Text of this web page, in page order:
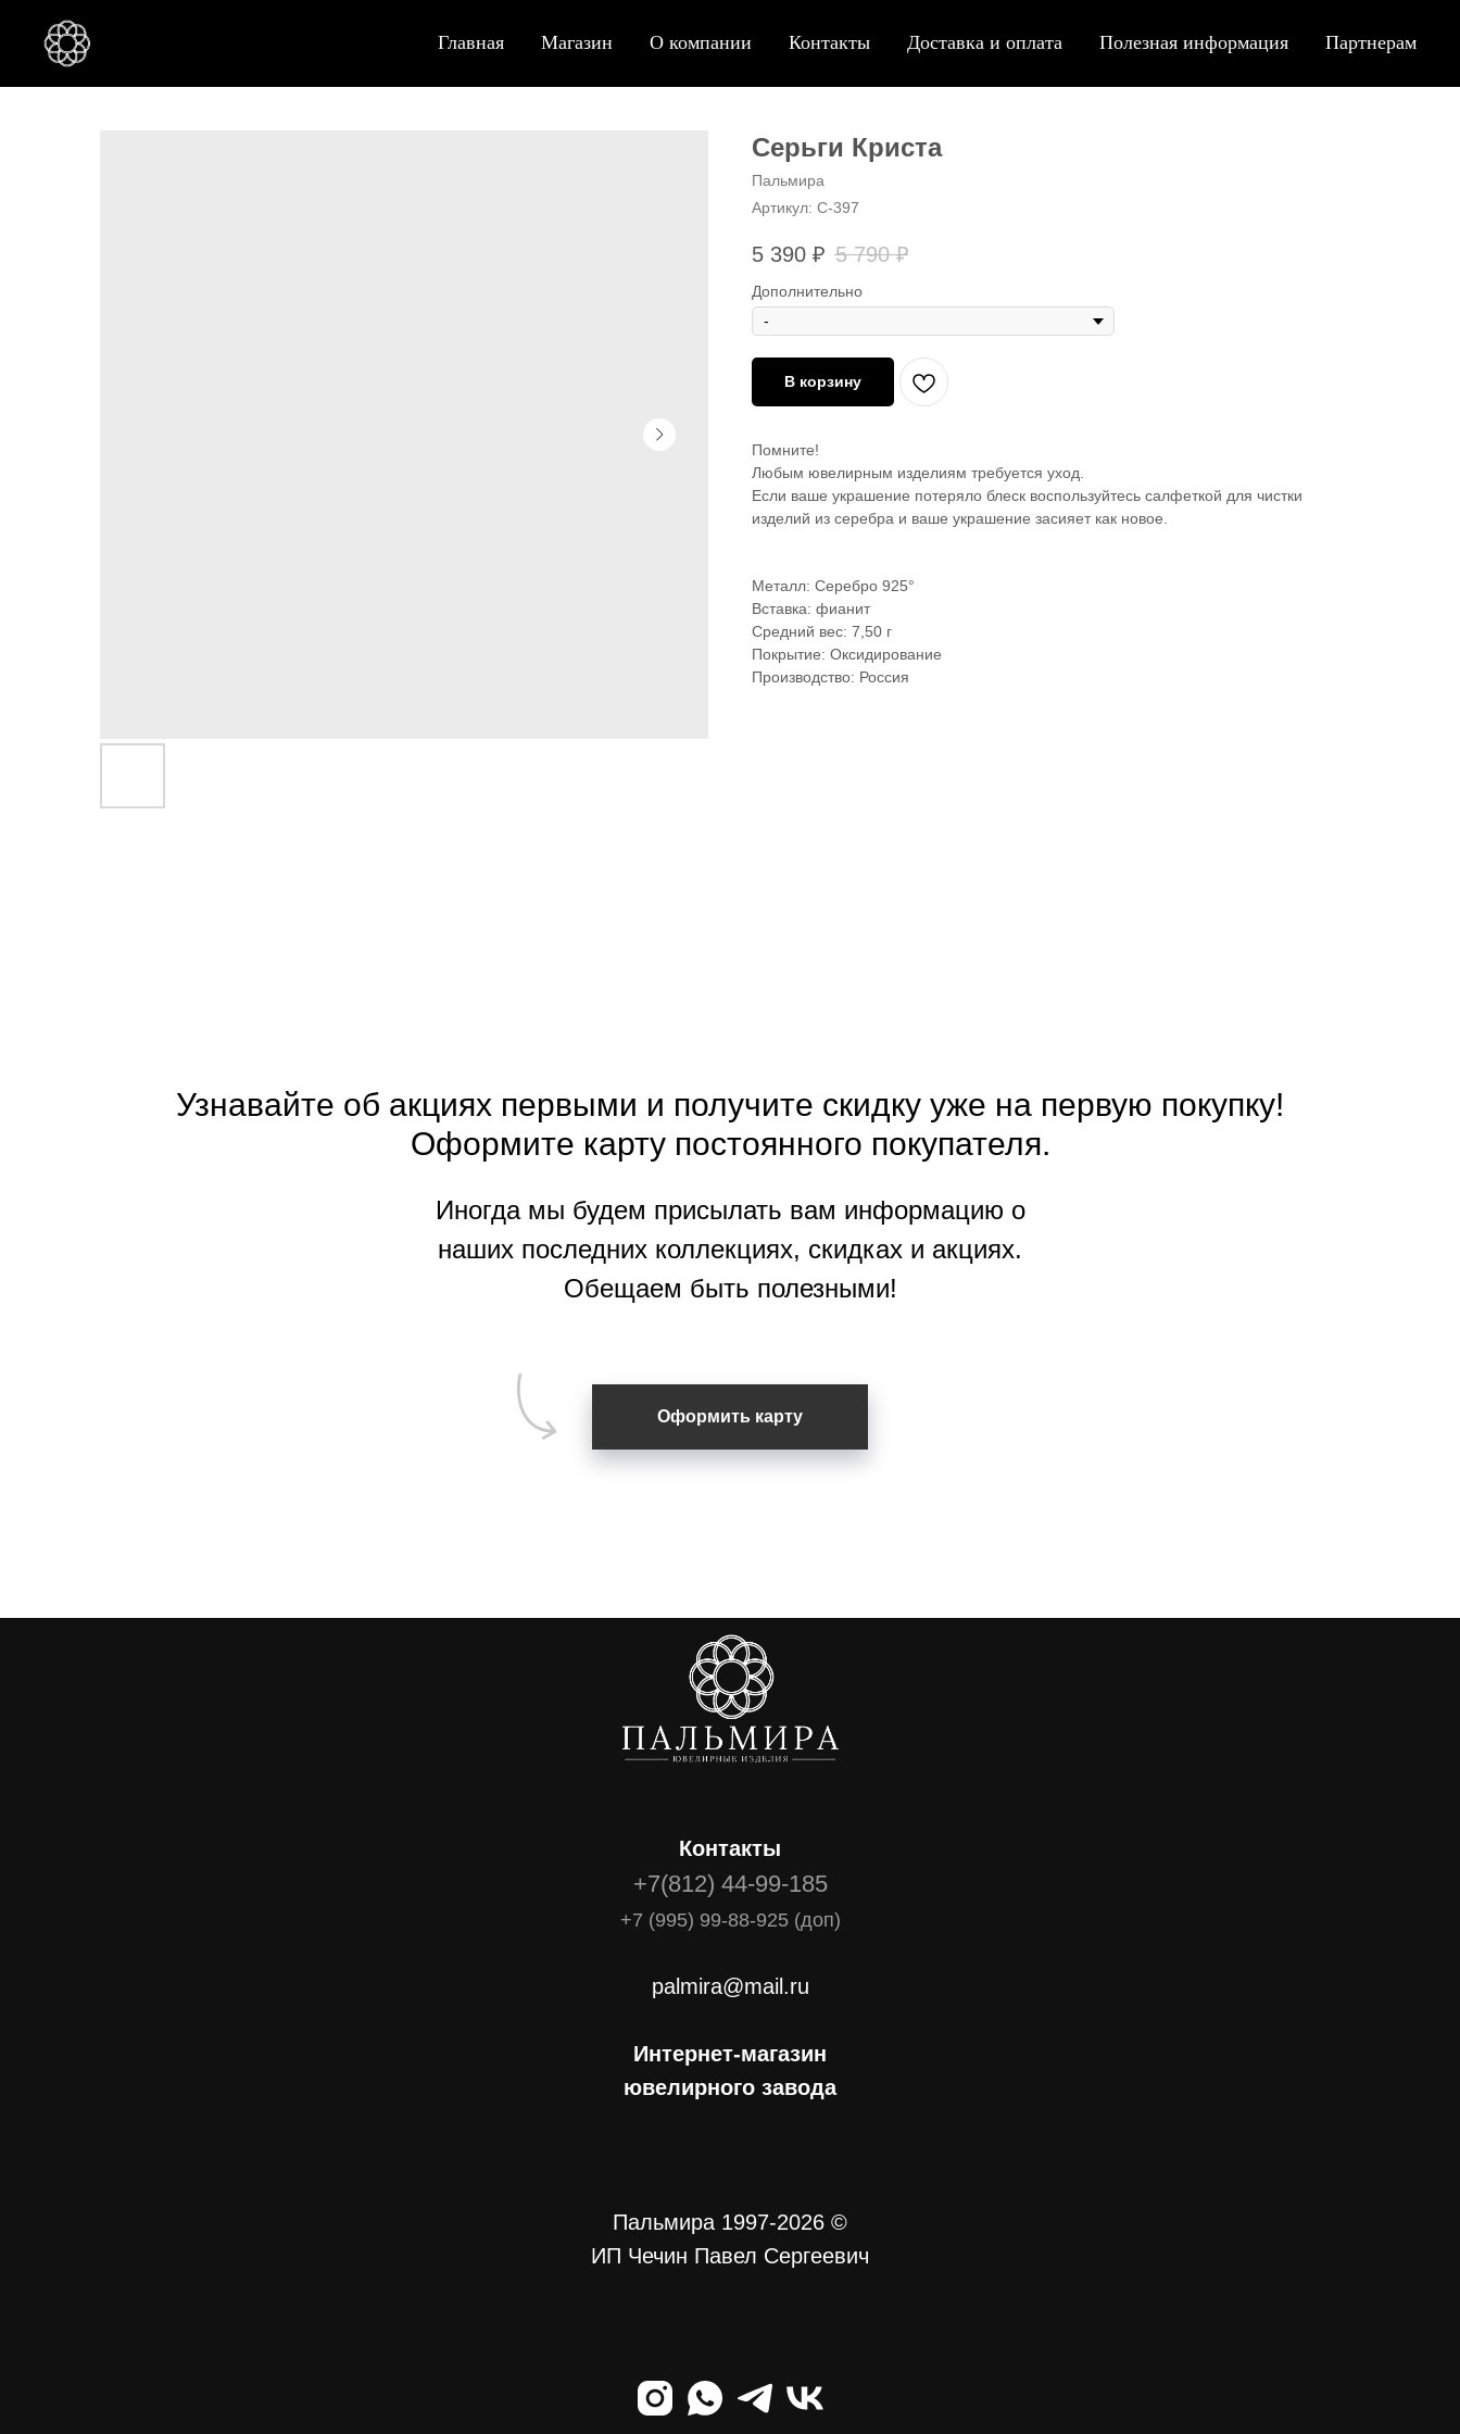
Главная Магазин О компании Контакты Доставка и оплата Полезная информация Партнерам
Серьги Криста
Пальмира
Артикул: С-397
5 390 ₽ 5 790 ₽
Дополнительно
В корзину
Помните!
Любым ювелирным изделиям требуется уход.
Если ваше украшение потеряло блеск воспользуйтесь салфеткой для чистки
изделий из серебра и ваше украшение засияет как новое.
Металл: Серебро 925°
Вставка: фианит
Средний вес: 7,50 г
Покрытие: Оксидирование
Производство: Россия
Узнавайте об акциях первыми и получите скидку уже на первую покупку!
Оформите картупостоянного покупателя.
Иногда мы будем присылать вам информацию о
наших последних коллекциях, скидках и акциях.
Обещаем быть полезными!
Оформить карту
Контакты
+7(812) 44-99-185
+7 (995) 99-88-925 (доп)
palmira@mail.ru
Интернет-магазин
ювелирного завода
Пальмира 1997-2026 ©
ИП Чечин Павел Сергеевич